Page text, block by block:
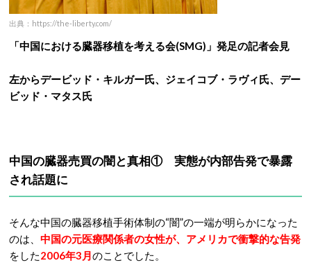
出典：https://the-liberty.com/
「中国における臓器移植を考える会(SMG)」発足の記者会見
左からデービッド・キルガー氏、ジェイコブ・ラヴィ氏、デー
ビッド・マタス氏
中国の臓器売買の闇と真相① 実態が内部告発で暴露
され話題に
そんな中国の臓器移植手術体制の“闇”の一端が明らかになった
のは、 中国の元医療関係者の女性が、アメリカで衝撃的な告発
をした2006年3月のことでした。